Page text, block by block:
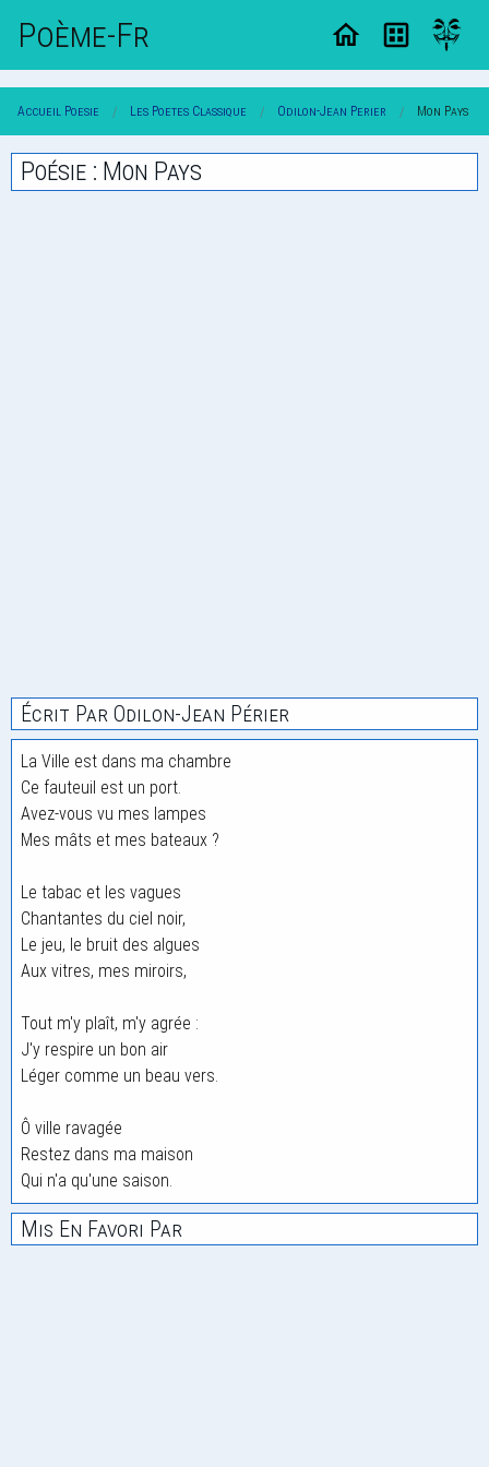
Poème-Fr
Accueil Poesie Les Poetes Classique Odilon-Jean Perier Mon Pays
Poésie : Mon Pays
Écrit Par Odilon-Jean Périer
La Ville est dans ma chambre
Ce fauteuil est un port.
Avez-vous vu mes lampes
Mes mâts et mes bateaux ?
Le tabac et les vagues
Chantantes du ciel noir,
Le jeu, le bruit des algues
Aux vitres, mes miroirs,
Tout m'y plaît, m'y agrée :
J'y respire un bon air
Léger comme un beau vers.
Ô ville ravagée
Restez dans ma maison
Qui n'a qu'une saison.
Mis En Favori Par